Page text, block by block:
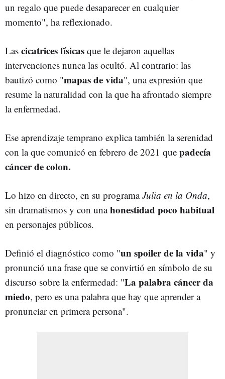
un regalo que puede desaparecer en cualquier
momento", ha reflexionado.
Las cicatrices físicas que le dejaron aquellas
intervenciones nunca las ocultó. Al contrario: las
bautizó como "mapas de vida", una expresión que
resume la naturalidad con la que ha afrontado siempre
la enfermedad.
Ese aprendizaje temprano explica también la serenidad
con la que comunicó en febrero de 2021 que padecía
cáncer de colon.
Lo hizo en directo, en su programaJulia en la Onda,
sin dramatismos y con unahonestidad poco habitual
en personajes públicos.
Definió el diagnóstico como "un spoiler de la vida" y
pronunció una frase que se convirtió en símbolo de su
discurso sobre la enfermedad: "La palabra cáncer da
miedo, pero es una palabra que hay que aprender a
pronunciar en primera persona".